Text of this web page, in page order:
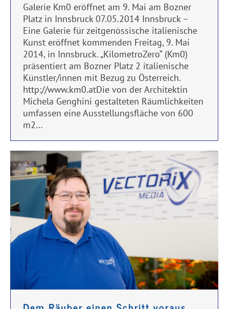
Galerie Km0 eröffnet am 9. Mai am Bozner
Platz in Innsbruck 07.05.2014 Innsbruck –
Eine Galerie für zeitgenössische italienische
Kunst eröffnet kommenden Freitag, 9. Mai
2014, in Innsbruck. „KilometroZero“ (Km0)
präsentiert am Bozner Platz 2 italienische
Künstler/innen mit Bezug zu Österreich.
http://www.km0.atDie von der Architektin
Michela Genghini gestalteten Räumlichkeiten
umfassen eine Ausstellungsfläche von 600
m2…